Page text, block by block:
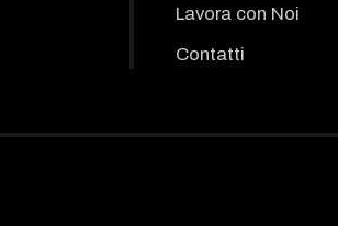
Lavora con Noi
Contatti